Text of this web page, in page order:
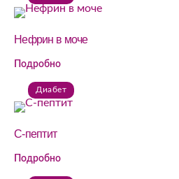
Нефрин в моче
Подробно
Диабет
С-пептит
Подробно